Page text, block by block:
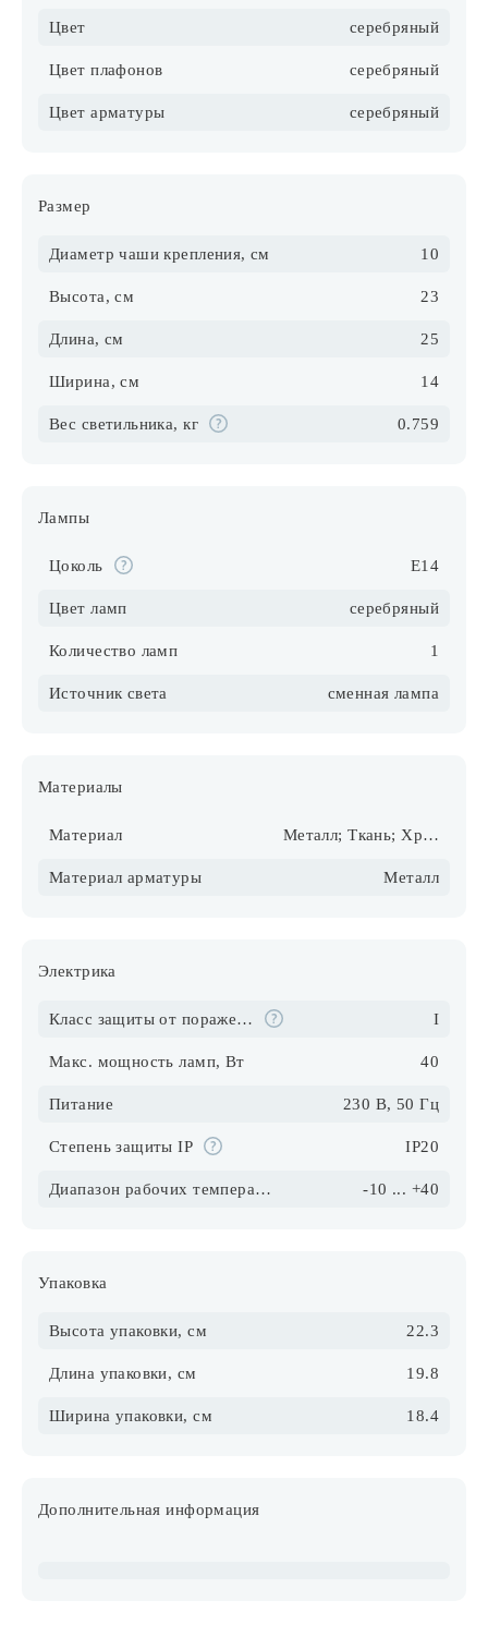
Цвет серебряный
Цвет плафонов серебряный
Цвет арматуры серебряный
Размер
Диаметр чаши крепления, см 10
Высота, см 23
Длина, см 25
Ширина, см 14
Вес светильника, кг 0.759
Лампы
Цоколь E14
Цвет ламп серебряный
Количество ламп 1
Источник света сменная лампа
Материалы
Материал Металл; Ткань; Хрусталь
Материал арматуры Металл
Электрика
Класс защиты от поражения электрическим током I
Макс. мощность ламп, Вт 40
Питание 230 В, 50 Гц
Степень защиты IP IP20
Диапазон рабочих температур -10 ... +40
Упаковка
Высота упаковки, см 22.3
Длина упаковки, см 19.8
Ширина упаковки, см 18.4
Дополнительная информация